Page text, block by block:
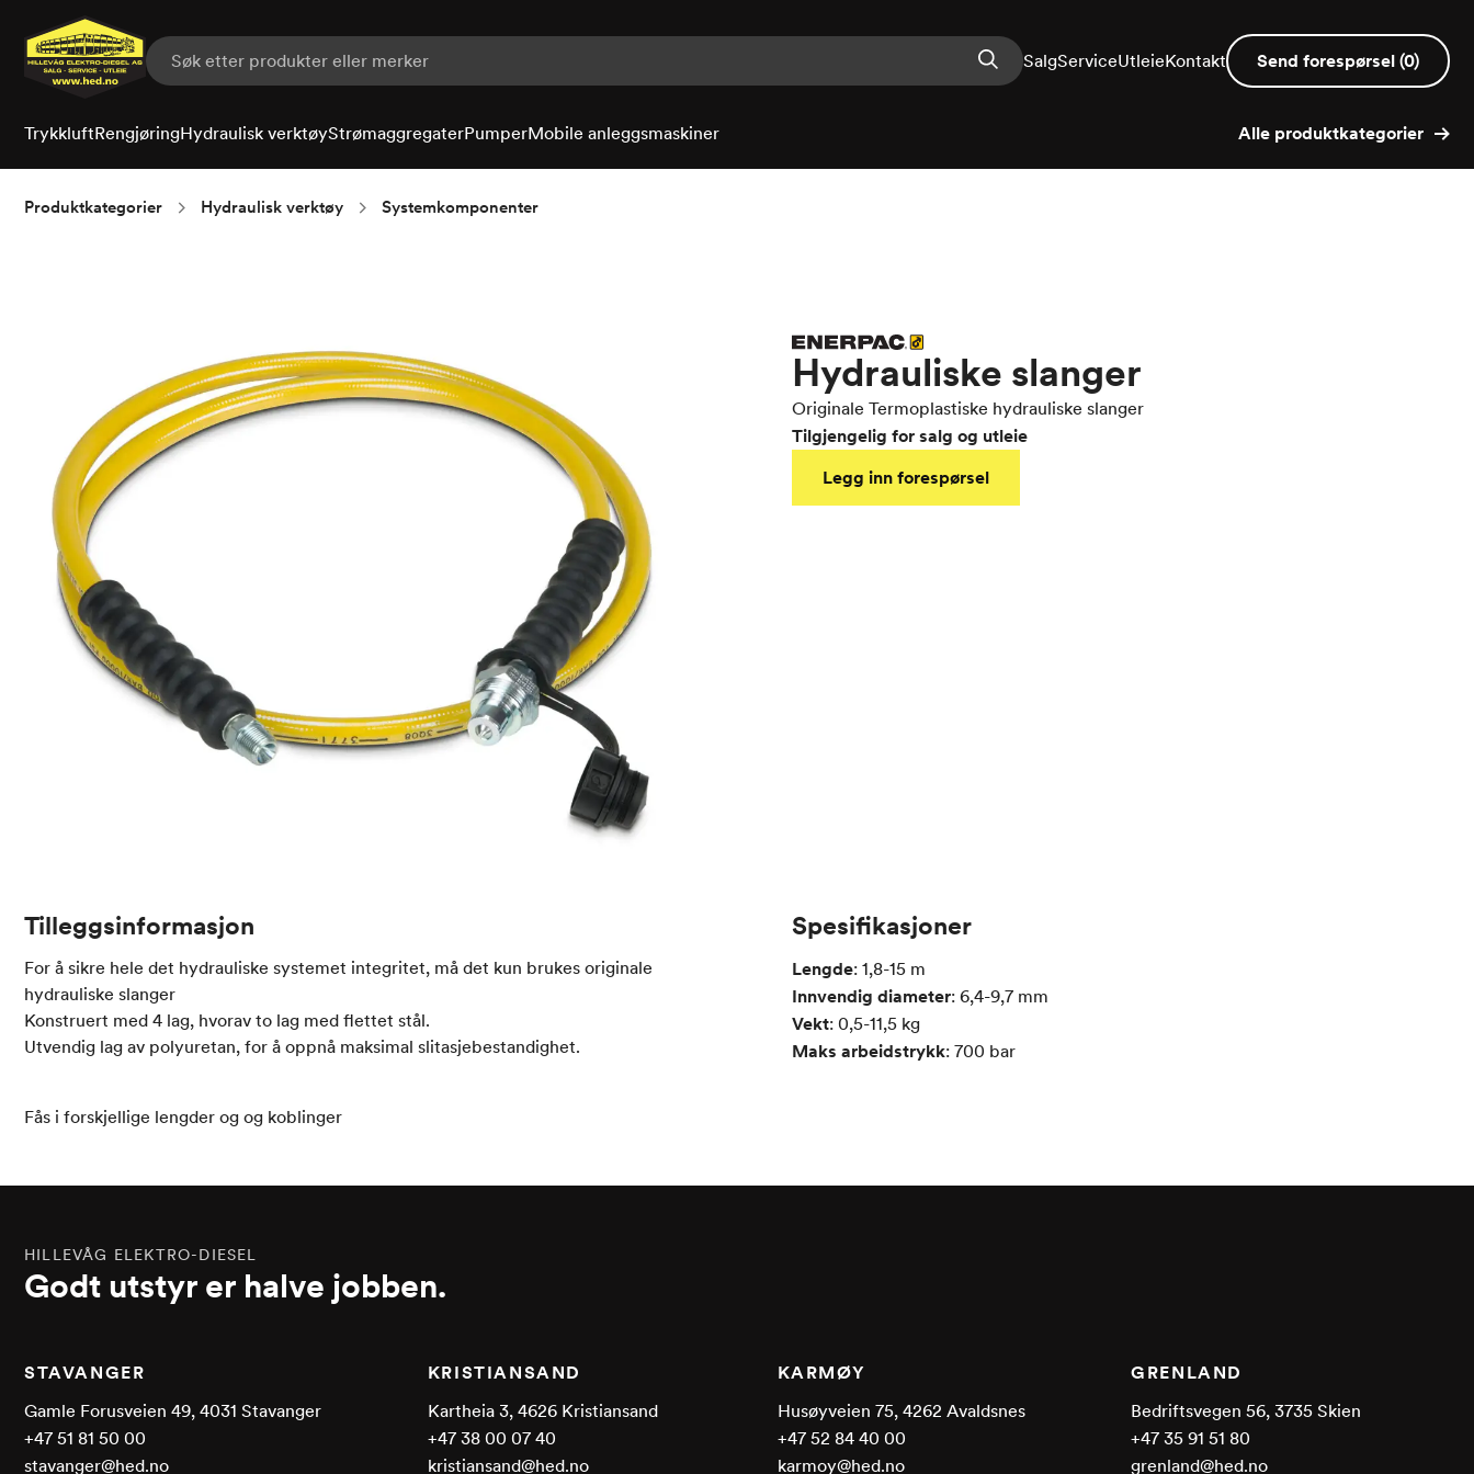
hovedinnhold
SalgServiceUtleieKontakt Send forespørsel (0)
TrykkluftRengjøringHydraulisk verktøyStrømaggregaterPumperMobile anleggsmaskiner Alle produktkategorier
Produktkategorier Hydraulisk verktøy Systemkomponenter
Hydrauliske slanger
Originale Termoplastiske hydrauliske slanger
Tilgjengelig for salg og utleie
Legg inn forespørsel
Tilleggsinformasjon
For å sikre hele det hydrauliske systemet integritet, må det kun brukes originale
hydrauliske slanger
Konstruert med 4 lag, hvorav to lag med flettet stål.
Utvendig lag av polyuretan, for å oppnå maksimal slitasjebestandighet.
Fås i forskjellige lengder og og koblinger
Spesifikasjoner
Lengde: 1,8-15 m
Innvendig diameter: 6,4-9,7 mm
Vekt: 0,5-11,5 kg
Maks arbeidstrykk: 700 bar
HILLEVÅG ELEKTRO-DIESEL
Godt utstyr er halve jobben.
STAVANGER
Gamle Forusveien 49, 4031 Stavanger
+47 51 81 50 00
stavanger@hed.no
KRISTIANSAND
Kartheia 3, 4626 Kristiansand
+47 38 00 07 40
kristiansand@hed.no
KARMØY
Husøyveien 75, 4262 Avaldsnes
+47 52 84 40 00
karmoy@hed.no
GRENLAND
Bedriftsvegen 56, 3735 Skien
+47 35 91 51 80
grenland@hed.no